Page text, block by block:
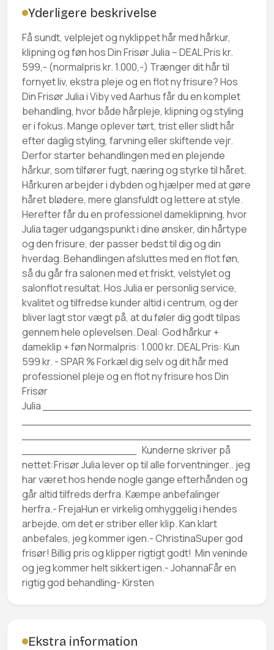
Yderligere beskrivelse
Få sundt, velplejet og nyklippet hår med hårkur,
klipning og føn hos Din Frisør Julia – DEAL Pris kr.
599,- (normalpris kr. 1.000,-) Trænger dit hår til
fornyet liv, ekstra pleje og en flot ny frisure? Hos
Din Frisør Julia i Viby ved Aarhus får du en komplet
behandling, hvor både hårpleje, klipning og styling
er i fokus. Mange oplever tørt, trist eller slidt hår
efter daglig styling, farvning eller skiftende vejr.
Derfor starter behandlingen med en plejende
hårkur, som tilfører fugt, næring og styrke til håret.
Hårkuren arbejder i dybden og hjælper med at gøre
håret blødere, mere glansfuldt og lettere at style.
Herefter får du en professionel dameklipning, hvor
Julia tager udgangspunkt i dine ønsker, din hårtype
og den frisure, der passer bedst til dig og din
hverdag. Behandlingen afsluttes med en flot føn,
så du går fra salonen med et friskt, velstylet og
salonflot resultat. Hos Julia er personlig service,
kvalitet og tilfredse kunder altid i centrum, og der
bliver lagt stor vægt på, at du føler dig godt tilpas
gennem hele oplevelsen. Deal: God hårkur +
dameklip + føn Normalpris: 1.000 kr. DEAL Pris: Kun
599 kr. - SPAR % Forkæl dig selv og dit hår med
professionel pleje og en flot ny frisure hos Din
Frisør
Julia _______________________________
_________________ Kunderne skriver på
nettet:Frisør Julia lever op til alle forventninger.. jeg
har været hos hende nogle gange efterhånden og
går altid tilfreds derfra. Kæmpe anbefalinger
herfra.- FrejaHun er virkelig omhyggelig i hendes
arbejde, om det er striber eller klip. Kan klart
anbefales, jeg kommer igen.- ChristinaSuper god
frisør! Billig pris og klipper rigtigt godt! Min veninde
og jeg kommer helt sikkert igen.- JohannaFår en
rigtig god behandling- Kirsten
Ekstra information